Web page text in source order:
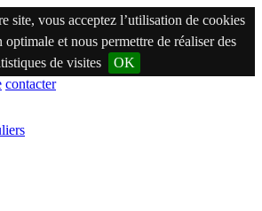
site, vous acceptez l’utilisation de cookies
et nous permettre de réaliser des
de visites
OK
contacter